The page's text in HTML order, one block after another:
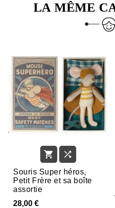
LA MÊME
 
Souris Super héros,
Petit Frère et sa boîte
assortie
28,00 €